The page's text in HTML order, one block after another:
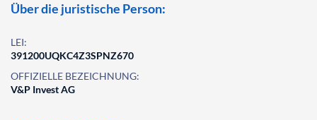
Über die juristische Person:
LEI:
391200UQKC4Z3SPNZ670
OFFIZIELLE BEZEICHNUNG:
V&P Invest AG